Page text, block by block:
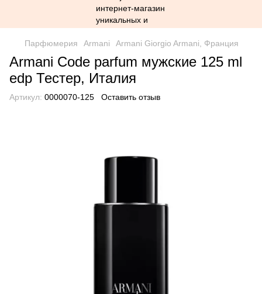
Парфюмерия Armani Armani Giorgio Armani, Франция
Armani Code parfum мужские 125 ml
edp Тестер, Италия
Артикул: 0000070-125 Оставить отзыв